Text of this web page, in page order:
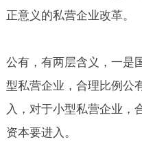
正意义的私营企业改革。
公有，有两层含义，一是
型私营企业，合理比例公
入，对于小型私营企业，
资本要进入。